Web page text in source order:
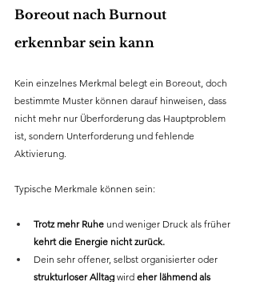
Boreout nach Burnout
erkennbar sein kann
Kein einzelnes Merkmal belegt ein Boreout, doch
bestimmte Muster können darauf hinweisen, dass
nicht mehr nur Überforderung das Hauptproblem
ist, sondern Unterforderung und fehlende
Aktivierung.
Typische Merkmale können sein:
Trotz mehr Ruhe und weniger Druck als früher
kehrt die Energie nicht zurück.
Dein sehr offener, selbst organisierter oder
strukturloser Alltag wird eher lähmend als